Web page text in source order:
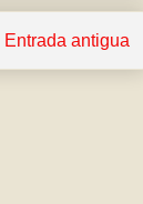
Entrada antigua